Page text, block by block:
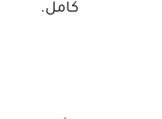
كامل.